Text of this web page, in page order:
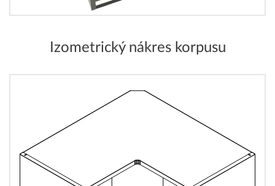
Izometrický nákres korpusu